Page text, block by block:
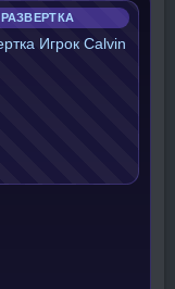
РАЗВЕРТКА